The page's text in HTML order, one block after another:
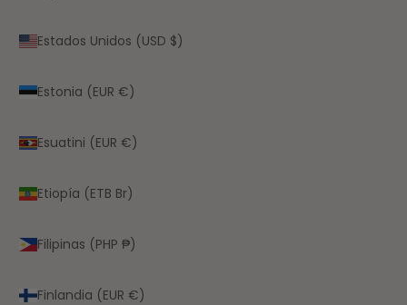
Estados Unidos (USD $)
Estonia (EUR €)
Esuatini (EUR €)
Etiopía (ETB Br)
Filipinas (PHP ₱)
Finlandia (EUR €)